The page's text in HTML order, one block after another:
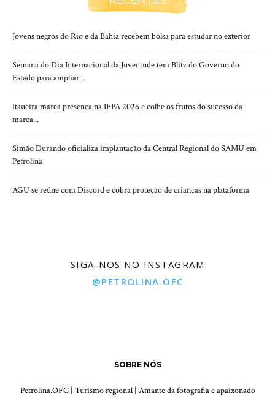
Jovens negros do Rio e da Bahia recebem bolsa para estudar no exterior
Semana do Dia Internacional da Juventude tem Blitz do Governo do
Estado para ampliar...
Itaueira marca presença na IFPA 2026 e colhe os frutos do sucesso da
marca...
Simão Durando oficializa implantação da Central Regional do SAMU em
Petrolina
AGU se reúne com Discord e cobra proteção de crianças na plataforma
SIGA-NOS NO INSTAGRAM
@PETROLINA.OFC
SOBRE NÓS
Petrolina.OFC | Turismo regional | Amante da fotografia e apaixonado